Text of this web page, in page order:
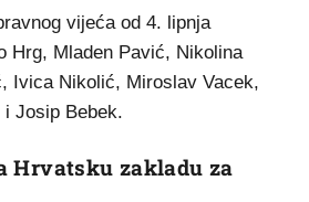
vijeća od 4. lipnja
Hrg, Mladen Pavić, Nikolina
Ivica Nikolić, Miroslav Vacek,
Josip Bebek.
Hrvatsku zakladu za